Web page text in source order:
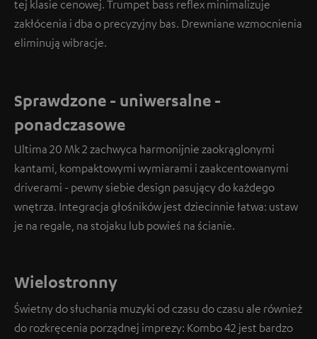
tej klasie cenowej. Trumpet bass reflex minimalizuje
zakłócenia i dba o precyzyjny bas. Drewniane wzmocnienia
eliminują wibracje.
Sprawdzone - uniwersalne -
ponadczasowe
Ultima 20 Mk 2 zachwyca harmonijnie zaokrąglonymi
kantami, kompaktowymi wymiarami i zaakcentowanymi
driverami - pewny siebie design pasujący do każdego
wnętrza. Integracja głośników jest dziecinnie łatwa: ustaw
je na regale, na stojaku lub powieś na ścianie.
Wielostronny
Świetny do słuchania muzyki od czasu do czasu ale również
do rozkręcenia porządnej imprezy: Kombo 42 jest bardzo